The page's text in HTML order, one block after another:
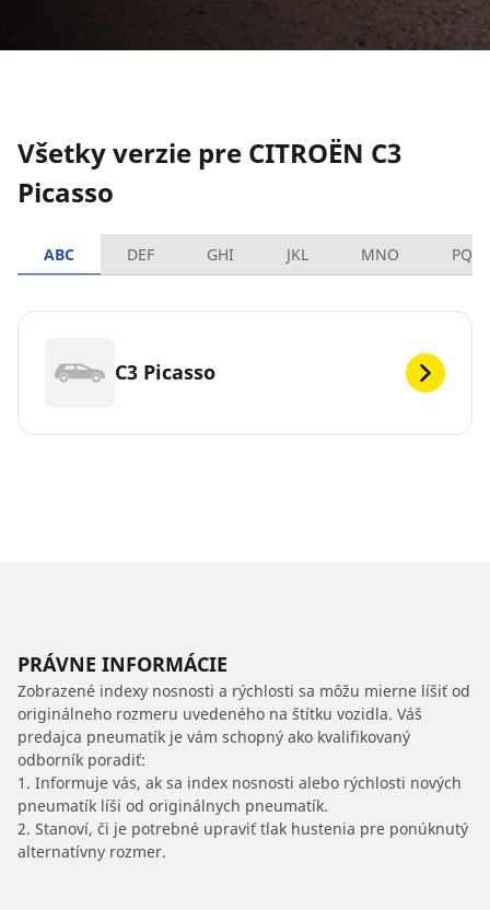
Všetky verzie pre CITROËN C3
Picasso
ABC DEF GHI JKL MNO PQRS
C3 Picasso
PRÁVNE INFORMÁCIE
Zobrazené indexy nosnosti a rýchlosti sa môžu mierne líšiť od
originálneho rozmeru uvedeného na štítku vozidla. Váš
predajca pneumatík je vám schopný ako kvalifikovaný
odborník poradiť:
1. Informuje vás, ak sa index nosnosti alebo rýchlosti nových
pneumatík líši od originálnych pneumatík.
2. Stanoví, či je potrebné upraviť tlak hustenia pre ponúknutý
alternatívny rozmer.